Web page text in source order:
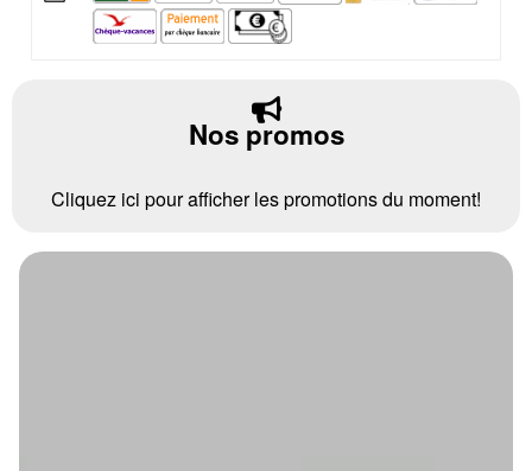
Nos promos
Cliquez ici pour afficher les promotions du moment!